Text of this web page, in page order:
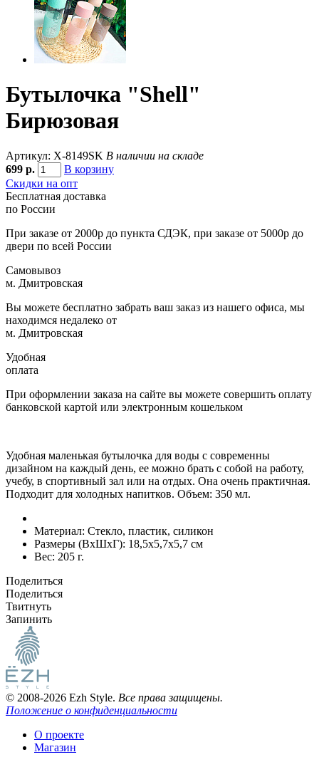
Бутылочка "Shell"
Бирюзовая
Артикул: X-8149SK В наличии на складе
699 р.
В корзину
Скидки на опт
Бесплатная доставка
по России
При заказе от 2000р до пункта СДЭК, при заказе от 5000р до
двери по всей России
Самовывоз
м. Дмитровская
Вы можете бесплатно забрать ваш заказ из нашего офиса, мы
находимся недалеко от
м. Дмитровская
Удобная
оплата
При оформлении заказа на сайте вы можете совершить оплату
банковской картой или электронным кошельком
Удобная маленькая бутылочка для воды с современны
дизайном на каждый день, ее можно брать с собой на работу,
учебу, в спортивный зал или на отдых. Она очень практичная.
Подходит для холодных напитков. Объем: 350 мл.
Материал: Стекло, пластик, силикон
Размеры (ВxШxГ): 18,5x5,7x5,7 см
Вес: 205 г.
Поделиться
Поделиться
Твитнуть
Запинить
© 2008-2026 Ezh Style. Все права защищены.
Положение о конфиденциальности
О проекте
Магазин